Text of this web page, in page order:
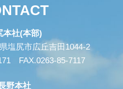
本社(本部)
塩尻市広丘吉田1044-2
FAX.0263-85-7117
野本社